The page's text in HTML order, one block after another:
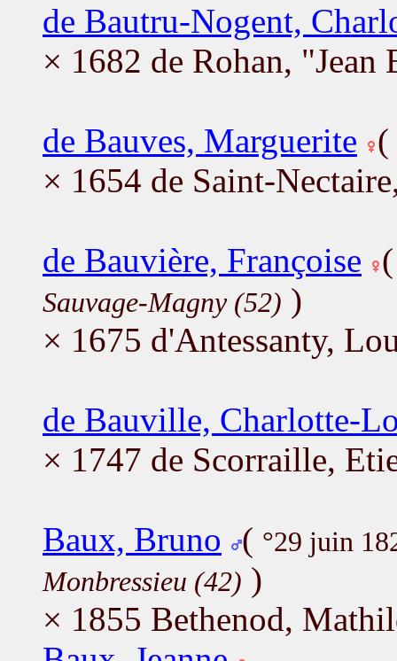
de Bautru-Nogent,
× 1682 de Rohan, "Jean
de Bauves, Marguerite (
× 1654 de Saint-
de Bauvière, Françoise
Sauvage-Magny (52) )
× 1675 d'Antessanty,
de Bauville, Charlotte-
× 1747 de Scorraille,
Baux, Bruno ( °29 juin
Monbressieu (42) )
× 1855 Bethenod,